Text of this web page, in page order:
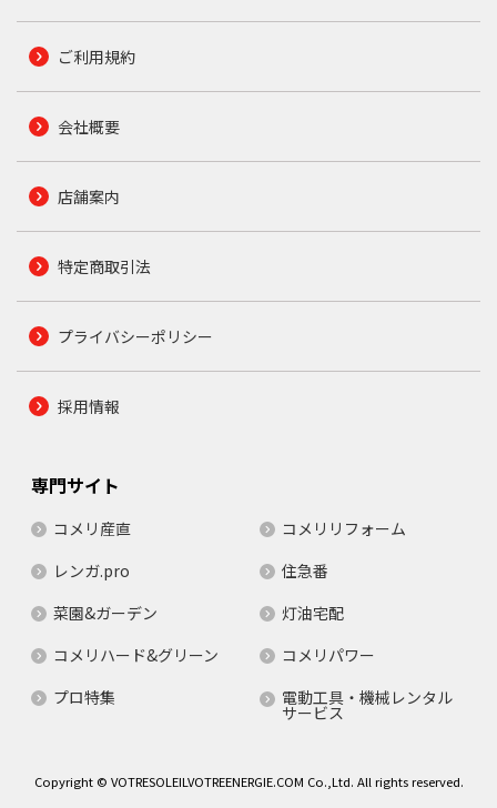
ご利用規約
会社概要
店舗案内
特定商取引法
プライバシーポリシー
採用情報
専門サイト
コメリ産直
コメリリフォーム
レンガ.pro
住急番
菜園&ガーデン
灯油宅配
コメリハード&グリーン
コメリパワー
プロ特集
電動工具・機械レンタル
サービス
Copyright © VOTRESOLEILVOTREENERGIE.COM Co.,Ltd. All rights reserved.